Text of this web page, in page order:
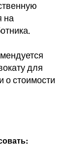
на
для
о стоимости